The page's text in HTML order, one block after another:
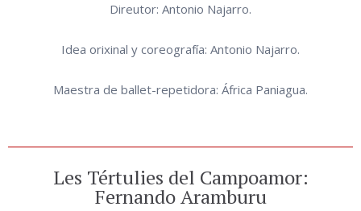
Direutor: Antonio Najarro.
Idea orixinal y coreografía: Antonio Najarro.
Maestra de ballet-repetidora: África Paniagua.
Les Tértulies del Campoamor:
Fernando Aramburu